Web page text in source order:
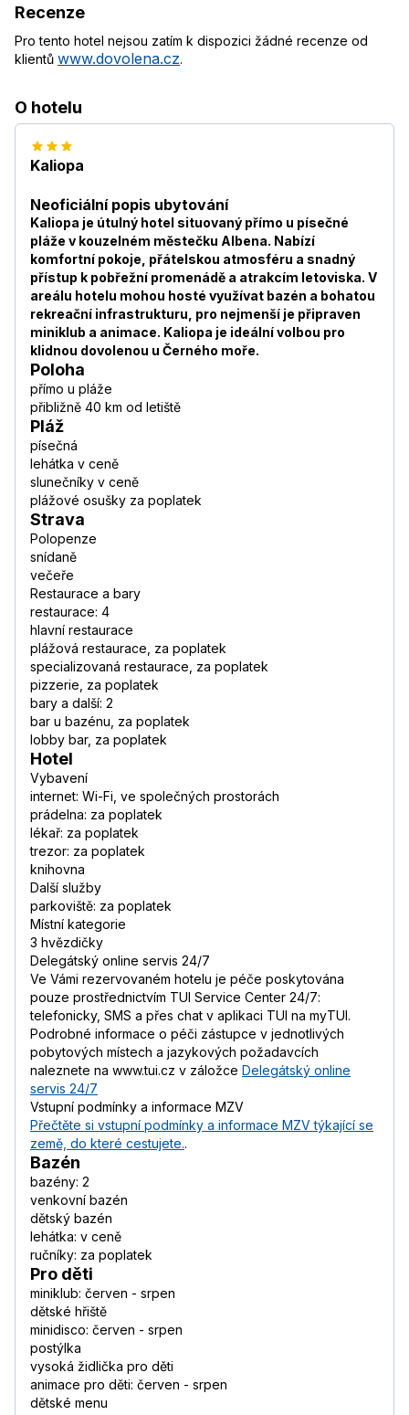
Recenze
Pro tento hotel nejsou zatím k dispozici žádné recenze od
klientů www.dovolena.cz.
O hotelu
Kaliopa
Neoficiální popis ubytování
Kaliopa je útulný hotel situovaný přímo u písečné
pláže v kouzelném městečku Albena. Nabízí
komfortní pokoje, přátelskou atmosféru a snadný
přístup k pobřežní promenádě a atrakcím letoviska. V
areálu hotelu mohou hosté využívat bazén a bohatou
rekreační infrastrukturu, pro nejmenší je připraven
miniklub a animace. Kaliopa je ideální volbou pro
klidnou dovolenou u Černého moře.
Poloha
přímo u pláže
přibližně 40 km od letiště
Pláž
písečná
lehátka v ceně
slunečníky v ceně
plážové osušky za poplatek
Strava
Polopenze
snídaně
večeře
Restaurace a bary
restaurace: 4
hlavní restaurace
plážová restaurace, za poplatek
specializovaná restaurace, za poplatek
pizzerie, za poplatek
bary a další: 2
bar u bazénu, za poplatek
lobby bar, za poplatek
Hotel
Vybavení
internet: Wi-Fi, ve společných prostorách
prádelna: za poplatek
lékař: za poplatek
trezor: za poplatek
knihovna
Další služby
parkoviště: za poplatek
Místní kategorie
3 hvězdičky
Delegátský online servis 24/7
Ve Vámi rezervovaném hotelu je péče poskytována
pouze prostřednictvím TUI Service Center 24/7:
telefonicky, SMS a přes chat v aplikaci TUI na myTUI.
Podrobné informace o péči zástupce v jednotlivých
pobytových místech a jazykových požadavcích
naleznete na www.tui.cz v záložce Delegátský online
servis 24/7
Vstupní podmínky a informace MZV
Přečtěte si vstupní podmínky a informace MZV týkající se
země, do které cestujete..
Bazén
bazény: 2
venkovní bazén
dětský bazén
lehátka: v ceně
ručníky: za poplatek
Pro děti
miniklub: červen - srpen
dětské hřiště
minidisco: červen - srpen
postýlka
vysoká židlička pro děti
animace pro děti: červen - srpen
dětské menu